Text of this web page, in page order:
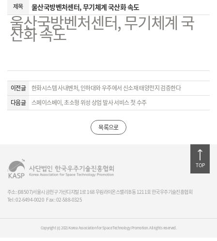
제목
울산국방벤처센터, 무기체계 국산화 속도
울산국방벤처센터, 무기체계 국
산화 속도
이전글
한화시스템 사내벤처, 인하대와 우주에서 신소재 태양전지 검증한다
다음글
스페이스베이, 초소형 위성 상업 발사 서비스 첫 수주
목록으로
주소: (08507)서울시 금천구 가산디지털 1로 168 우림라이온스밸리 B동 1211호 한국우주기술진흥협회
Tel : 02-6494-0020 Fax : 02-588-0325
TOP
Copyright (c) 2021 Korea Association for Space Technology Promotion. All rights reserved.